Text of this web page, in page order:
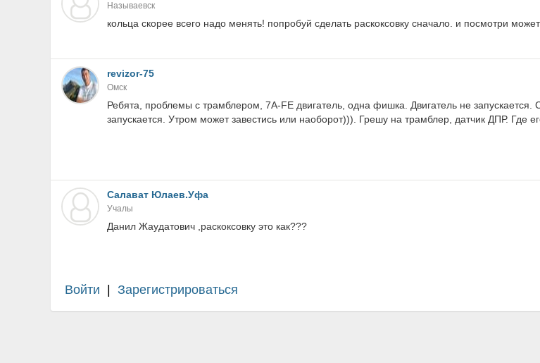
Называевск
кольца скорее всего надо менять! попробуй сделать раскоксовку сначало. и посмотри может
revizor-75
Омск
Ребята, проблемы с трамблером, 7A-FE двигатель, одна фишка. Двигатель не запускается.
запускается. Утром может завестись или наоборот))). Грешу на трамблер, датчик ДПР. Где
Салават Юлаев.Уфа
Учалы
Данил Жаудатович ,раскоксовку это как???
Войти Зарегистрироваться